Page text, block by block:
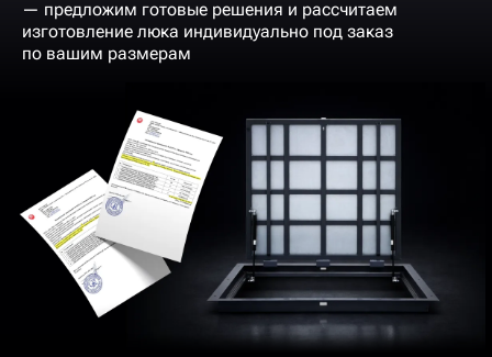
— предложим готовые решения и рассчитаем
изготовление люка индивидуально под заказ
по вашим размерам